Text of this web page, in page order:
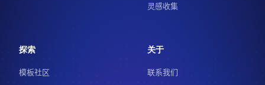
灵感收集
探索
模板社区
关于
联系我们